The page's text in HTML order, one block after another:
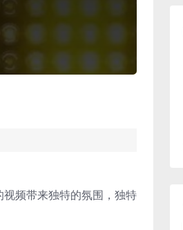
频带来独特的氛围，独特